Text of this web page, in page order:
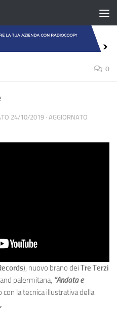
0
24/10/2019 · AGGIORNATO
), nuovo brano dei Tre Terzi
palermitana, “Andata e
la tecnica illustrativa della